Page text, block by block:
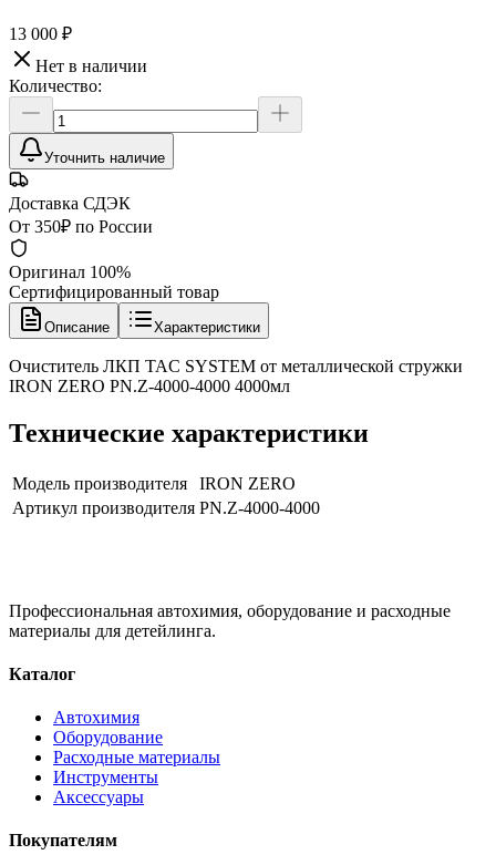
13 000 ₽
Нет в наличии
Количество:
Уточнить наличие
Доставка СДЭК
От 350₽ по России
Оригинал 100%
Сертифицированный товар
Описание Характеристики
Очиститель ЛКП TAC SYSTEM от металлической стружки
IRON ZERO PN.Z-4000-4000 4000мл
Технические характеристики
Модель производителя
IRON ZERO
Артикул производителя PN.Z-4000-4000
Профессиональная автохимия, оборудование и расходные
материалы для детейлинга.
Каталог
Автохимия
Оборудование
Расходные материалы
Инструменты
Аксессуары
Покупателям